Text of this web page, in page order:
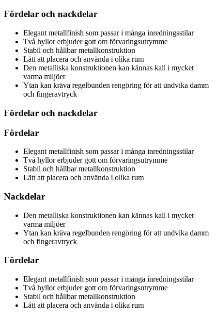
Fördelar och nackdelar
Elegant metallfinish som passar i många inredningsstilar
Två hyllor erbjuder gott om förvaringsutrymme
Stabil och hållbar metallkonstruktion
Lätt att placera och använda i olika rum
Den metalliska konstruktionen kan kännas kall i mycket
varma miljöer
Ytan kan kräva regelbunden rengöring för att undvika damm
och fingeravtryck
Fördelar och nackdelar
Fördelar
Elegant metallfinish som passar i många inredningsstilar
Två hyllor erbjuder gott om förvaringsutrymme
Stabil och hållbar metallkonstruktion
Lätt att placera och använda i olika rum
Nackdelar
Den metalliska konstruktionen kan kännas kall i mycket
varma miljöer
Ytan kan kräva regelbunden rengöring för att undvika damm
och fingeravtryck
Fördelar
Elegant metallfinish som passar i många inredningsstilar
Två hyllor erbjuder gott om förvaringsutrymme
Stabil och hållbar metallkonstruktion
Lätt att placera och använda i olika rum